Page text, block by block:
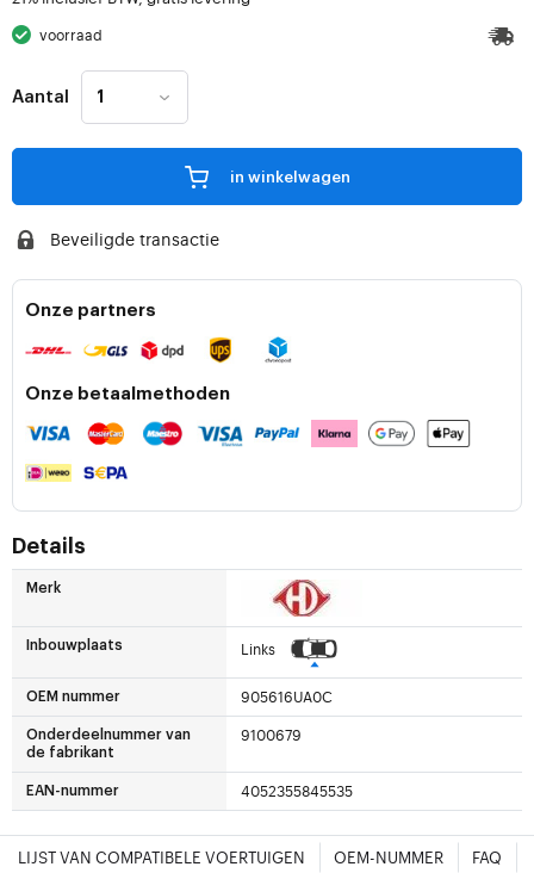
voorraad
Aantal
in winkelwagen
Beveiligde transactie
Onze partners
Onze betaalmethoden
Details
Merk
Inbouwplaats Links
OEM nummer 905616UA0C
Onderdeelnummer van
de fabrikant
9100679
EAN-nummer 4052355845535
LIJST VAN COMPATIBELE VOERTUIGEN OEM-NUMMER FAQ